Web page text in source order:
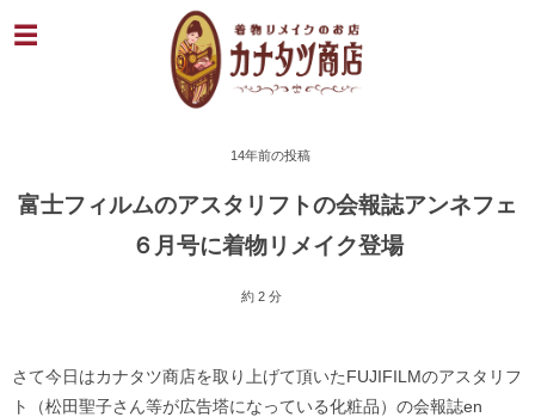
14年前の投稿
富士フィルムのアスタリフトの会報誌アンネフェ
６月号に着物リメイク登場
約 2 分
さて今日はカナタツ商店を取り上げて頂いたFUJIFILMのアスタリフ
ト（松田聖子さん等が広告塔になっている化粧品）の会報誌en